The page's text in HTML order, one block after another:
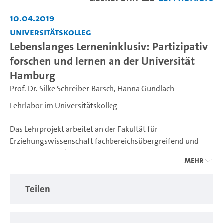
10.04.2019
Universitätskolleg
Lebenslanges Lerneninklusiv: Partizipativ
forschen und lernen an der Universität
Hamburg
Prof. Dr. Silke Schreiber-Barsch, Hanna Gundlach
Lehrlabor im Universitätskolleg
Das Lehrprojekt arbeitet an der Fakultät für
Erziehungswissenschaft fachbereichsübergreifend und
interdisziplinär (Erwachsenenbildung &
Behindertenpädagogik). Es zielt auf die Leerstelle einer
einer hochschuldidaktischen Ermöglichung inklusiver Lern-
Mehr
Teilen